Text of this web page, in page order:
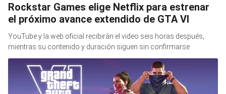
Rockstar Games elige Netflix para estrenar
el próximo avance extendido de GTA VI
YouTube y la web oficial recibirán el video seis horas después,
mientras su contenido y duración siguen sin confirmarse